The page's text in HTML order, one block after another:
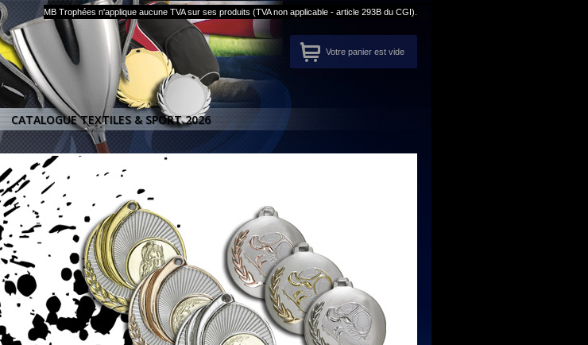
MB Trophées n'applique aucune TVA sur ses produits (TVA non applicable - article 293B du CGI).
Votre panier est vide
CATALOGUE TEXTILES & SPORT 2026